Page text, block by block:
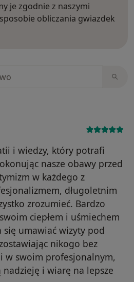
je zgodnie z naszymi
obliczania gwiazdek
i wiedzy, który potrafi
nasze obawy przed
w każdego z
długoletnim
zrozumieć. Bardzo
ciepłem i uśmiechem
się umawiać wizyty pod
nikogo bez
w swoim profesjonalnym,
i wiarę na lepsze